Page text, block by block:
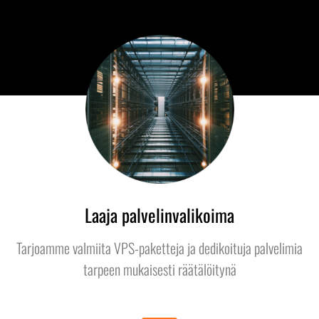
Laaja palvelinvalikoima
Tarjoamme valmiita VPS-paketteja ja dedikoituja palvelimia
tarpeen mukaisesti räätälöitynä